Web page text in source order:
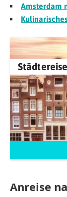
Amsterdam
Anreise